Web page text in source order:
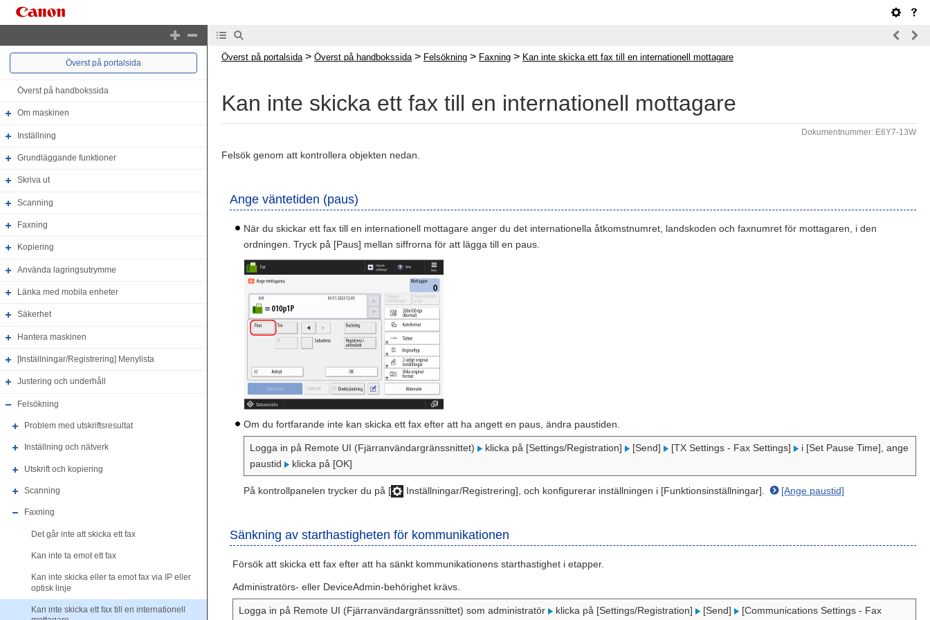
Överst på portalsida
Överst på handbokssida
Om maskinen
Inställning
Grundläggande funktioner
Skriva ut
Scanning
Faxning
Kopiering
Använda lagringsutrymme
Länka med mobila enheter
Säkerhet
Hantera maskinen
[Inställningar/Registrering] Menylista
Justering och underhåll
Felsökning
Problem med utskriftsresultat
Inställning och nätverk
Utskrift och kopiering
Scanning
Faxning
Det går inte att skicka ett fax
Kan inte ta emot ett fax
Kan inte skicka eller ta emot fax via IP eller
optisk linje
Kan inte skicka ett fax till en internationell
Överst på portalsida > Överst på handbokssida > Felsökning > Faxning > Kan inte skicka ett fax till en internationell mottagare
Kan inte skicka ett fax till en internationell mottagare
Dokumentnummer: E6Y7-13W
Felsök genom att kontrollera objekten nedan.
Ange väntetiden (paus)
När du skickar ett fax till en internationell mottagare anger du det internationella åtkomstnumret, landskoden och faxnumret för mottagaren, i den
ordningen. Tryck på [Paus] mellan siffrorna för att lägga till en paus.
Om du fortfarande inte kan skicka ett fax efter att ha angett en paus, ändra paustiden.
Logga in på Remote UI (Fjärranvändargränssnittet) klicka på [Settings/Registration] [Send] [TX Settings - Fax Settings]
i [Set Pause Time], ange
paustid
klicka på [OK]
På kontrollpanelen trycker du på [ Inställningar/Registrering], och konfigurerar inställningen i [Funktionsinställningar]. [Ange paustid]
Sänkning av starthastigheten för kommunikationen
Försök att skicka ett fax efter att ha sänkt kommunikationens starthastighet i etapper.
Administratörs- eller DeviceAdmin-behörighet krävs.
Logga in på Remote UI (Fjärranvändargränssnittet) som administratör klicka på [Settings/Registration] [Send] [Communications Settings - Fax